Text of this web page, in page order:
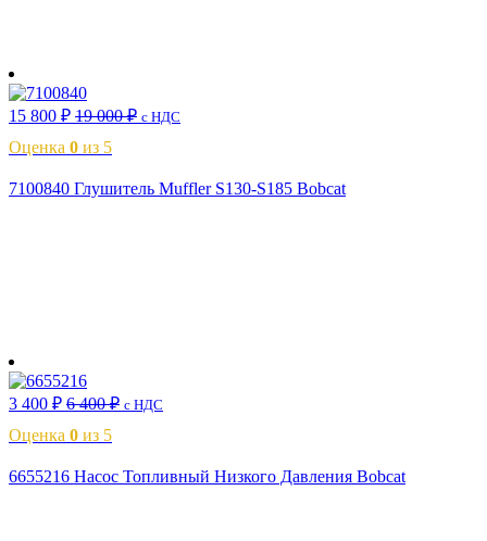
15 800 ₽ 19 000₽ с НДС
Оценка 0 из 5
7100840 Глушитель Muffler S130-S185 Bobcat
3 400 ₽ 6 400₽ с НДС
Оценка 0 из 5
6655216 Насос Топливный Низкого Давления Bobcat